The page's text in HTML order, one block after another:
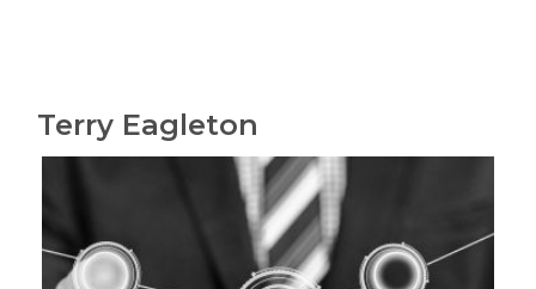
Terry Eagleton